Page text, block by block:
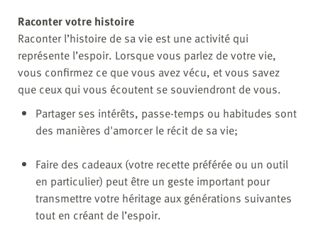
Raconter votre histoire
Raconter l’histoire de sa vie est une activité qui
représente l’espoir. Lorsque vous parlez de votre vie,
vous confirmez ce que vous avez vécu, et vous savez
que ceux qui vous écoutent se souviendront de vous.
Partager ses intérêts, passe-temps ou habitudes sont
des manières d'amorcer le récit de sa vie;
Faire des cadeaux (votre recette préférée ou un outil
en particulier) peut être un geste important pour
transmettre votre héritage aux générations suivantes
tout en créant de l’espoir.